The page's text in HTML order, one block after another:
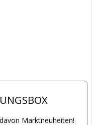
Marktneuheiten!